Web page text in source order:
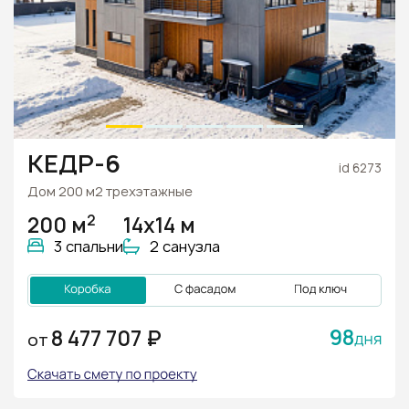
КЕДР-6 id 6273
Дом 200 м2 трехэтажные
200 м2
3 спальни
14х14 м
2 санузла
ОТ 8 477 707 ₽ 98